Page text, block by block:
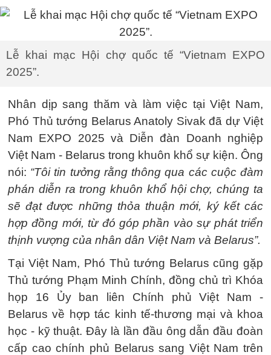
Lễ khai mạc Hội chợ quốc tế “Vietnam EXPO
2025”.
Nhân dịp sang thăm và làm việc tại Việt Nam,
Phó Thủ tướng Belarus Anatoly Sivak đã dự Việt
Nam EXPO 2025 và Diễn đàn Doanh nghiệp
Việt Nam - Belarus trong khuôn khổ sự kiện. Ông
nói: “Tôi tin tưởng rằng thông qua các cuộc đàm
phán diễn ra trong khuôn khổ hội chợ, chúng ta
sẽ đạt được những thỏa thuận mới, ký kết các
hợp đồng mới, từ đó góp phần vào sự phát triển
thịnh vượng của nhân dân Việt Nam và Belarus”.
Tại Việt Nam, Phó Thủ tướng Belarus cũng gặp
Thủ tướng Phạm Minh Chính, đồng chủ trì Khóa
họp 16 Ủy ban liên Chính phủ Việt Nam -
Belarus về hợp tác kinh tế-thương mại và khoa
học - kỹ thuật. Đây là lần đầu ông dẫn đầu đoàn
cấp cao chính phủ Belarus sang Việt Nam trên